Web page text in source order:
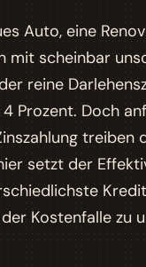
Auto, eine
scheinbar
reine
Prozent. Doch
treiben
setzt der
Kostenfalle zu